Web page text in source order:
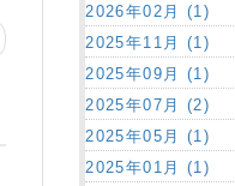
2026年02月 (1)
2025年11月 (1)
2025年09月 (1)
2025年07月 (2)
2025年05月 (1)
2025年01月 (1)